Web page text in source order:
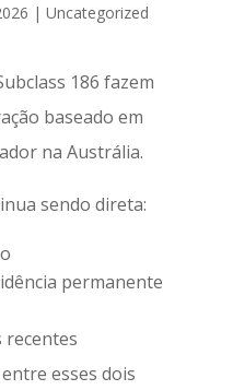
| Uncategorized
186 fazem
baseado em
na Austrália.
sendo direta:
permanente
recentes
esses dois